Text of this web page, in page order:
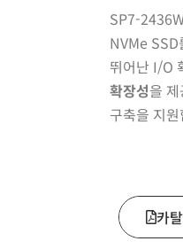
SP7-
NVMe SSD
뛰어난 I/O
확장성을
구축을 지
카